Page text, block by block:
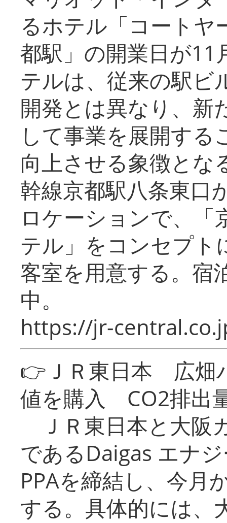
るホテル「コートヤ
都駅」の開業日が11
テルは、従来の駅ビ
開発とは異なり、新
して事業を展開する
向上させる象徴とな
幹線京都駅八条東口
ロケーションで、「
テル」をコンセプト
客室を用意する。宿
中。
https://jr-
👉ＪＲ東日本 広畑
値を購入 CO2排出
ＪＲ東日本と大阪
であるDaigas エナ
PPAを締結し、今月
する。具体的には、